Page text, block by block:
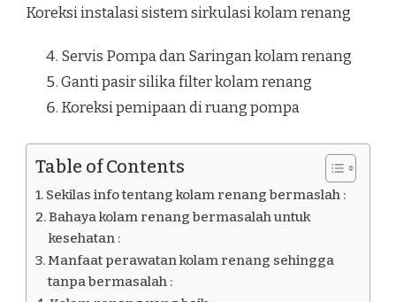
Koreksi instalasi sistem sirkulasi kolam renang
Servis Pompa dan Saringan kolam renang
Ganti pasir silika filter kolam renang
Koreksi pemipaan di ruang pompa
Table of Contents
Sekilas info tentang kolam renang bermaslah :
Bahaya kolam renang bermasalah untuk
kesehatan :
Manfaat perawatan kolam renang sehingga
tanpa bermasalah :